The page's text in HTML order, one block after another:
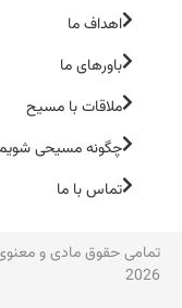
اهداف ما
باورهای ما
ملاقات با مسیح
چگونه مسیحی
تماس با ما
تمامی حقوق مادی و
2026